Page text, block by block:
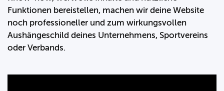
Funktionen bereistellen, machen wir deine Website
noch professioneller und zum wirkungsvollen
Aushängeschild deines Unternehmens, Sportvereins
oder Verbands.